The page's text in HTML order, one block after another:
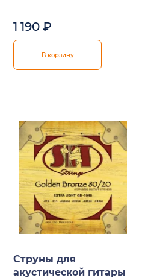
1 190 ₽
В корзину
Струны для
акустической гитары